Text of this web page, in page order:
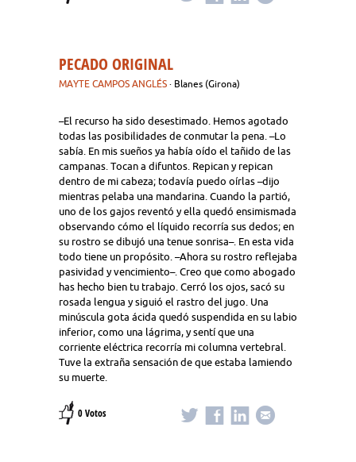
PECADO ORIGINAL
MAYTE CAMPOS ANGLÉS · Blanes (Girona)
–El recurso ha sido desestimado. Hemos agotado
todas las posibilidades de conmutar la pena. –Lo
sabía. En mis sueños ya había oído el tañido de las
campanas. Tocan a difuntos. Repican y repican
dentro de mi cabeza; todavía puedo oírlas –dijo
mientras pelaba una mandarina. Cuando la partió,
uno de los gajos reventó y ella quedó ensimismada
observando cómo el líquido recorría sus dedos; en
su rostro se dibujó una tenue sonrisa–. En esta vida
todo tiene un propósito. –Ahora su rostro reflejaba
pasividad y vencimiento–. Creo que como abogado
has hecho bien tu trabajo. Cerró los ojos, sacó su
rosada lengua y siguió el rastro del jugo. Una
minúscula gota ácida quedó suspendida en su labio
inferior, como una lágrima, y sentí que una
corriente eléctrica recorría mi columna vertebral.
Tuve la extraña sensación de que estaba lamiendo
su muerte.
0 Votos